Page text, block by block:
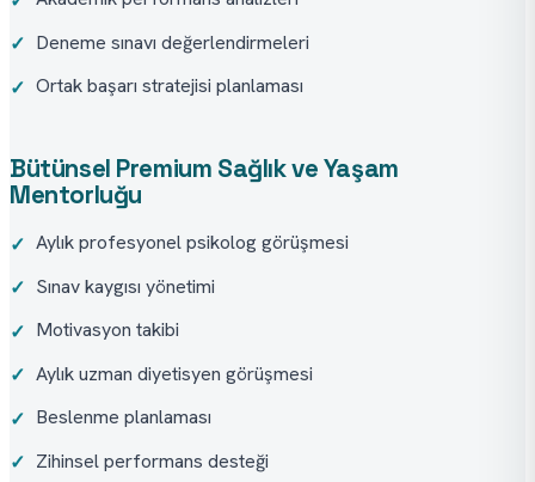
✓ Deneme sınavı değerlendirmeleri
✓ Ortak başarı stratejisi planlaması
Bütünsel Premium Sağlık ve Yaşam
Mentorluğu
✓ Aylık profesyonel psikolog görüşmesi
✓ Sınav kaygısı yönetimi
✓ Motivasyon takibi
✓ Aylık uzman diyetisyen görüşmesi
✓ Beslenme planlaması
✓ Zihinsel performans desteği